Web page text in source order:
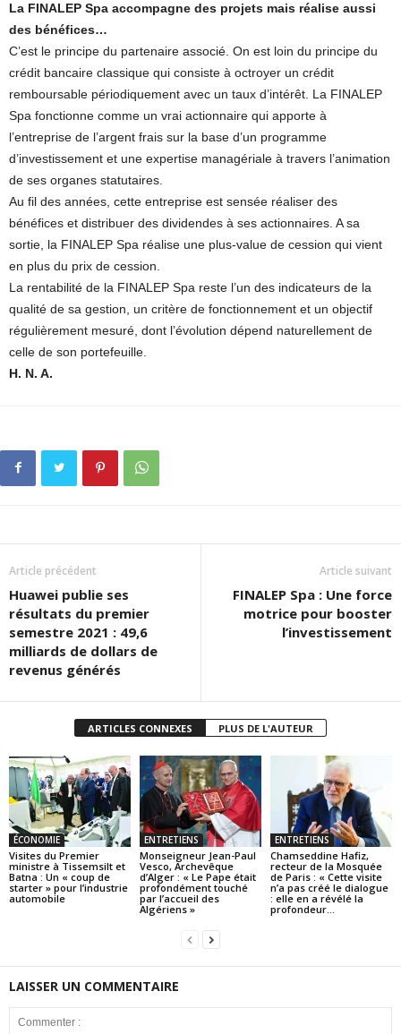
La FINALEP Spa accompagne des projets mais réalise aussi
des bénéfices…
C’est le principe du partenaire associé. On est loin du principe du
crédit bancaire classique qui consiste à octroyer un crédit
remboursable périodiquement avec un taux d’intérêt. La FINALEP
Spa fonctionne comme un vrai actionnaire qui apporte à
l’entreprise de l’argent frais sur la base d’un programme
d’investissement et une expertise managériale à travers l’animation
de ses organes statutaires.
Au fil des années, cette entreprise est sensée réaliser des
bénéfices et distribuer des dividendes à ses actionnaires. A sa
sortie, la FINALEP Spa réalise une plus-value de cession qui vient
en plus du prix de cession.
La rentabilité de la FINALEP Spa reste l’un des indicateurs de la
qualité de sa gestion, un critère de fonctionnement et un objectif
régulièrement mesuré, dont l’évolution dépend naturellement de
celle de son portefeuille.
H. N. A.
Article précédent
Huawei publie ses
résultats du premier
semestre 2021 : 49,6
milliards de dollars de
revenus générés
Article suivant
FINALEP Spa : Une force
motrice pour booster
l’investissement
ARTICLES CONNEXES PLUS DE L'AUTEUR
ÉCONOMIE
Visites du Premier
ministre à Tissemsilt et
Batna : Un « coup de
starter » pour l’industrie
automobile
ENTRETIENS
Monseigneur Jean-Paul
Vesco, Archevêque
d’Alger : « Le Pape était
profondément touché
par l’accueil des
Algériens »
ENTRETIENS
Chamseddine Hafiz,
recteur de la Mosquée
de Paris : « Cette visite
n’a pas créé le dialogue
: elle en a révélé la
profondeur...
LAISSER UN COMMENTAIRE